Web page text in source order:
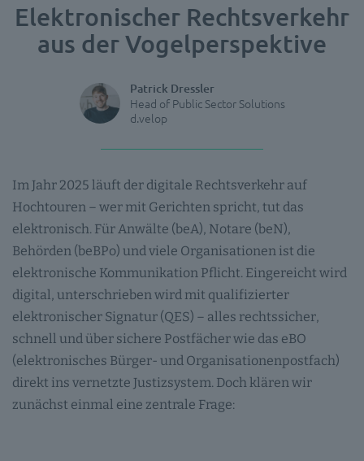
Elektronischer Rechtsverkehr
aus der Vogelperspektive
Patrick Dressler
Head of Public Sector Solutions
d.velop
Im Jahr 2025 läuft der digitale Rechtsverkehr auf
Hochtouren – wer mit Gerichten spricht, tut das
elektronisch. Für Anwälte (beA), Notare (beN),
Behörden (beBPo) und viele Organisationen ist die
elektronische Kommunikation Pflicht. Eingereicht wird
digital, unterschrieben wird mit qualifizierter
elektronischer Signatur (QES) – alles rechtssicher,
schnell und über sichere Postfächer wie das eBO
(elektronisches Bürger- und Organisationenpostfach)
direkt ins vernetzte Justizsystem. Doch klären wir
zunächst einmal eine zentrale Frage: